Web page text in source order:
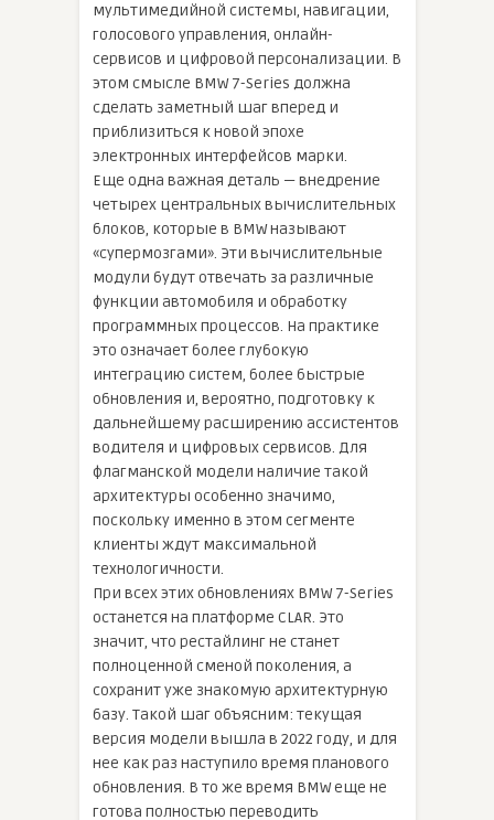
мультимедийной системы, навигации,
голосового управления, онлайн-
сервисов и цифровой персонализации. В
этом смысле BMW 7-Series должна
сделать заметный шаг вперед и
приблизиться к новой эпохе
электронных интерфейсов марки.
Еще одна важная деталь — внедрение
четырех центральных вычислительных
блоков, которые в BMW называют
«супермозгами». Эти вычислительные
модули будут отвечать за различные
функции автомобиля и обработку
программных процессов. На практике
это означает более глубокую
интеграцию систем, более быстрые
обновления и, вероятно, подготовку к
дальнейшему расширению ассистентов
водителя и цифровых сервисов. Для
флагманской модели наличие такой
архитектуры особенно значимо,
поскольку именно в этом сегменте
клиенты ждут максимальной
технологичности.
При всех этих обновлениях BMW 7-Series
останется на платформе CLAR. Это
значит, что рестайлинг не станет
полноценной сменой поколения, а
сохранит уже знакомую архитектурную
базу. Такой шаг объясним: текущая
версия модели вышла в 2022 году, и для
нее как раз наступило время планового
обновления. В то же время BMW еще не
готова полностью переводить